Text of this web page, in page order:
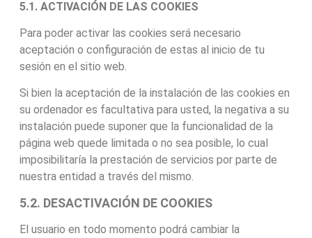
5.1. ACTIVACIÓN DE LAS COOKIES
Para poder activar las cookies será necesario
aceptación o configuración de estas al inicio de tu
sesión en el sitio web.
Si bien la aceptación de la instalación de las cookies en
su ordenador es facultativa para usted, la negativa a su
instalación puede suponer que la funcionalidad de la
página web quede limitada o no sea posible, lo cual
imposibilitaría la prestación de servicios por parte de
nuestra entidad a través del mismo.
5.2. DESACTIVACIÓN DE COOKIES
El usuario en todo momento podrá cambiar la